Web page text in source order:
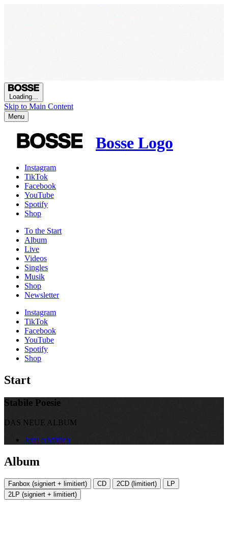
Loading...
Skip to Main Content
Menu
Bosse Logo
Instagram
TikTok
Facebook
YouTube
Spotify
Shop
To the Start
Album
Live
Videos
Singles
Musik
Shop
News­letter
Instagram
TikTok
Facebook
YouTube
Spotify
Shop
Start
Stabile Poesie
DAS NEUE ALBUM
Jetzt erhältlich
Album
Fanbox (signiert + limitiert) CD 2CD (limitiert)
LP
2LP (signiert + limitiert)